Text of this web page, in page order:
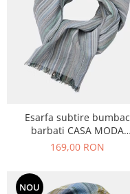
Esarfa subtire bumbac
barbati CASA MODA
verde/albastru dungulite
169,00 RON
NOU